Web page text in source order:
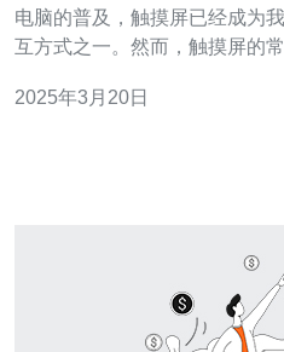
电脑的普及，触摸屏已经成为
互方式之一。然而，触摸屏的
用户带来了不便。然而，台湾
2025年3月20日